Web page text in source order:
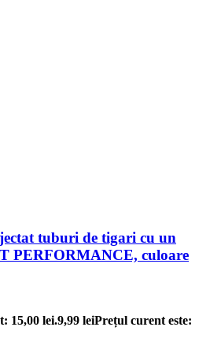
tuburi de tigari cu un
PERFORMANCE, culoare
15,00 lei.9,99 leiPrețul curent este: